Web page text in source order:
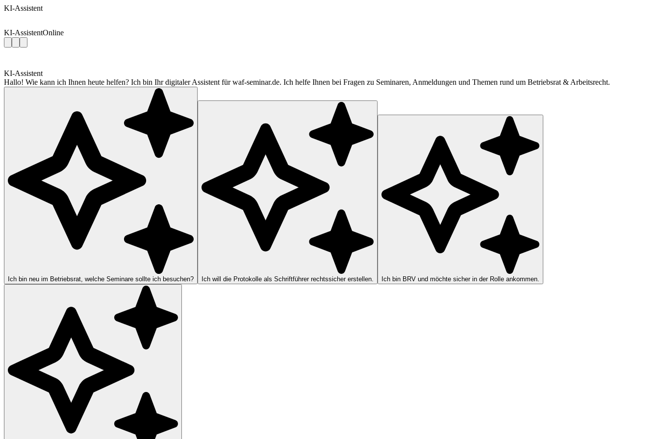
KI-Assistent
KI-AssistentOnline
KI-Assistent
Hallo! Wie kann ich Ihnen heute helfen? Ich bin Ihr digitaler Assistent für waf-seminar.de. Ich helfe Ihnen bei Fragen zu Seminaren, Anmeldungen und Themen rund um Betriebsrat & Arbeitsrecht.
Ich bin neu im Betriebsrat, welche Seminare sollte ich besuchen? Ich will die Protokolle als Schriftführer rechtssicher erstellen. Ich bin BRV und möchte sicher in der Rolle ankommen.